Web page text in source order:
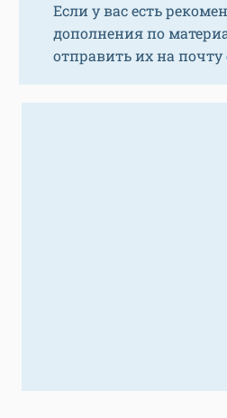
Если у вас есть
дополнения по
отправить их на почту